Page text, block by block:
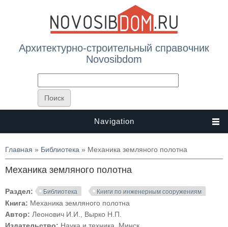
Архитектурно-строительный справочник
Novosibdom
Navigation
Вы здесь
Главная » Библиотека » Механика земляного полотна
Механика земляного полотна
Раздел: Библиотека Книги по инженерным сооружениям
Книга: Механика земляного полотна
Автор: Леонович И.И., Вырко Н.П.